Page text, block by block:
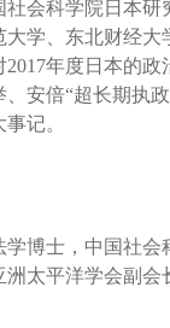
科学院日本研
大学、东北财经
2017年度日本的
、安倍“超长期执
记。
士，中国社会
太平洋学会副会